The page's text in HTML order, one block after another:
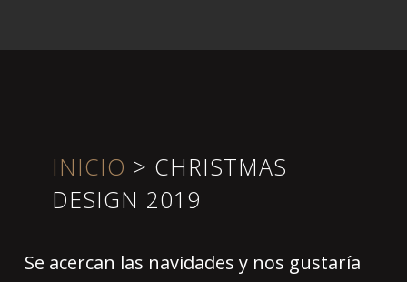
INICIO > CHRISTMAS
DESIGN 2019
Se acercan las navidades y nos gustaría